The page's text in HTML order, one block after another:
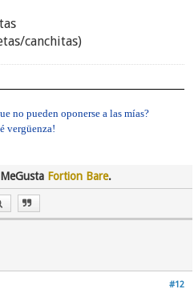
canchitas)
no pueden oponerse a las mías?
vergüenza!
Fortion Bare.
#12